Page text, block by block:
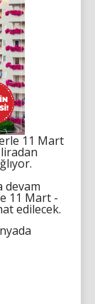
11 Mart
devam
11 Mart -
edilecek.